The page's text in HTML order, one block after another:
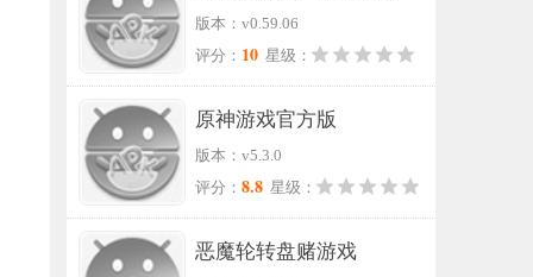
版本：v0.59.06
评分： 10 星级：
原神游戏官方版
版本：v5.3.0
评分： 8.8 星级：
恶魔轮转盘赌游戏